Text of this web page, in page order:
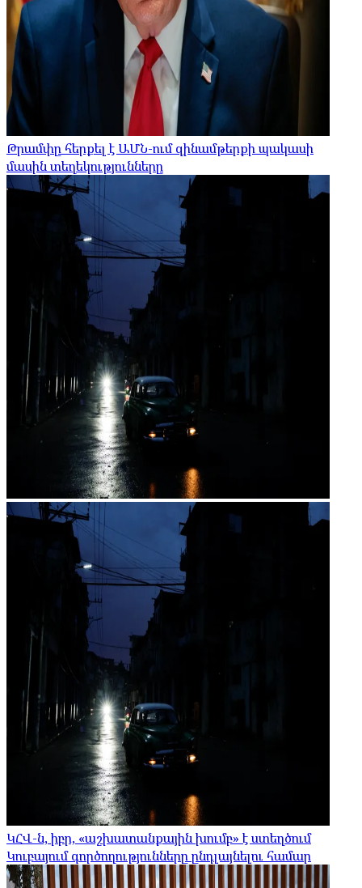
Թրամփը հերքել է ԱՄՆ-ում զինամթերքի պակասի
մասին տեղեկությունները
ԿՀՎ-ն, իբր, «աշխատանքային խումբ» է ստեղծում
Կուբայում գործողությունները ընդլայնելու համար